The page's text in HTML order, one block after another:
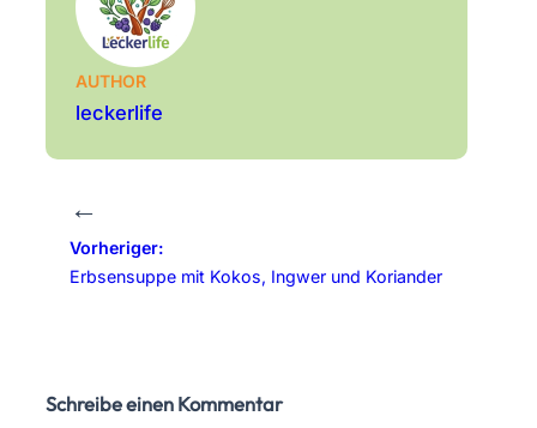
AUTHOR
leckerlife
←
Vorheriger:
Erbsensuppe mit Kokos, Ingwer und Koriander
Schreibe einen Kommentar